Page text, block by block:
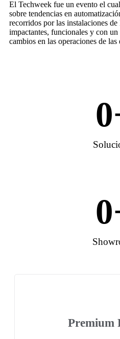
Premium
El Techweek fue un evento el
sobre tendencias en
recorridos por las instalaciones
impactantes, funcionales y con
cambios en las operaciones de
0
0